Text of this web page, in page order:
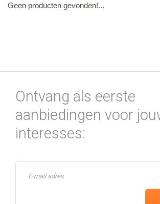
Geen producten gevonden!...
Ontvang als eerste
aanbiedingen voor
interesses: